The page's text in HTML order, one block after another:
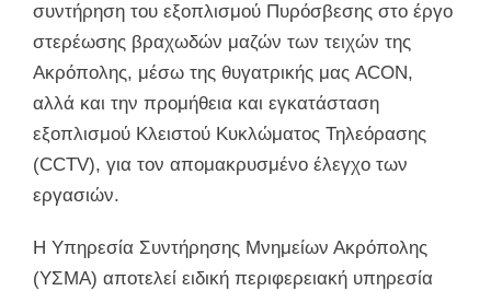
συντήρηση του εξοπλισμού Πυρόσβεσης στο έργο
στερέωσης βραχωδών μαζών των τειχών της
Ακρόπολης, μέσω της θυγατρικής μας ACON,
αλλά και την προμήθεια και εγκατάσταση
εξοπλισμού Κλειστού Κυκλώματος Τηλεόρασης
(CCTV), για τον απομακρυσμένο έλεγχο των
εργασιών.
Η Υπηρεσία Συντήρησης Μνημείων Ακρόπολης
(ΥΣΜΑ) αποτελεί ειδική περιφερειακή υπηρεσία